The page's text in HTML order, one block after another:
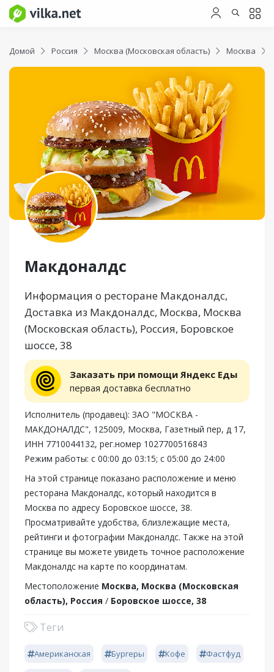
Домой Россия Москва (Московская область) Москва
Макдоналдс
Информация о ресторане Макдоналдс,
Доставка из Макдоналдс, Москва, Москва
(Московская область), Россия, Боровское
шоссе, 38
Заказать при помощи Яндекс Еды
первая доставка бесплатно
Исполнитель (продавец): ЗАО "МОСКВА -
МАКДОНАЛДС", 125009, Москва, Газетный пер, д 17,
ИНН 7710044132, рег.номер 1027700516843
Режим работы: с 00:00 до 03:15; с 05:00 до 24:00
На этой странице показано расположение и меню
ресторана Макдоналдс, который находится в
Москва по адресу Боровское шоссе, 38.
Просматривайте удобства, близлежащие места,
рейтинги и фотографии Макдоналдс. Также на этой
странице вы можете увидеть точное расположение
Макдоналдс на карте по координатам.
Местоположение Москва, Москва (Московская
область), Россия / Боровское шоссе, 38
Теги
Американская Бургеры Кофе Фастфуд